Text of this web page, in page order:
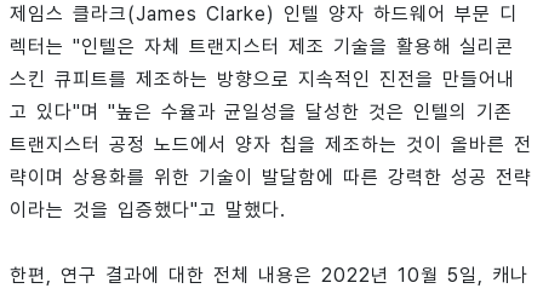
제임스 클라크(James Clarke) 인텔 양자 하드웨어 부문 디
렉터는 "인텔은 자체 트랜지스터 제조 기술을 활용해 실리콘
스킨 큐피트를 제조하는 방향으로 지속적인 진전을 만들어내
고 있다"며 "높은 수율과 균일성을 달성한 것은 인텔의 기존
트랜지스터 공정 노드에서 양자 칩을 제조하는 것이 올바른 전
략이며 상용화를 위한 기술이 발달함에 따른 강력한 성공 전략
이라는 것을 입증했다"고 말했다.
한편, 연구 결과에 대한 전체 내용은 2022년 10월 5일, 캐나